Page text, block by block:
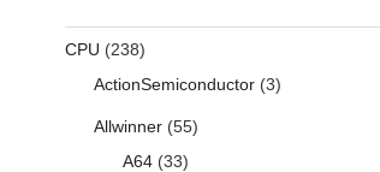
CPU (238)
ActionSemiconductor(3)
Allwinner(55)
A64(33)